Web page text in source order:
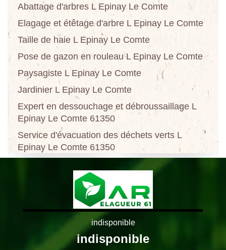
Abattage d'arbres L Epinay Le Comte
Elagage et étêtage d'arbre L Epinay Le Comte
Taille de haie L Epinay Le Comte
Pose de gazon en rouleau L Epinay Le Comte
Paysagiste L Epinay Le Comte
Jardinier L Epinay Le Comte
Expert en dessouchage et débroussaillage L
Epinay Le Comte 61350
Service d'évacuation des déchets verts L
Epinay Le Comte 61350
indisponible
indisponible